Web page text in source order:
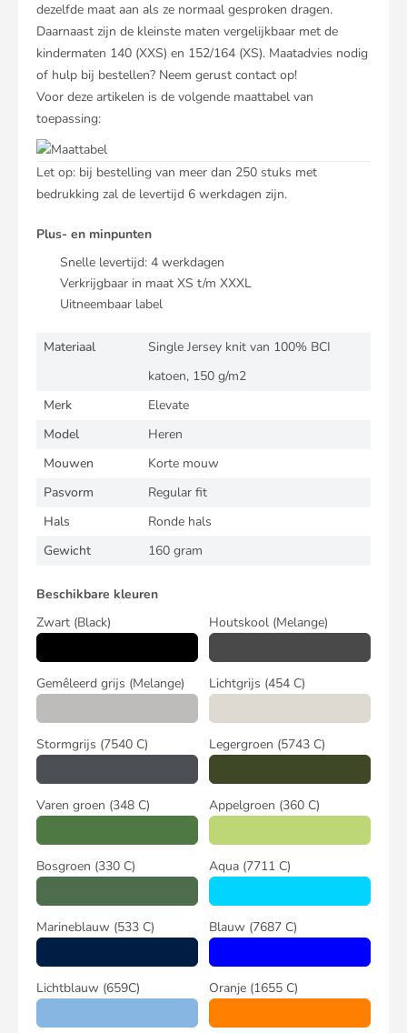
dezelfde maat aan als ze normaal gesproken dragen.
Daarnaast zijn de kleinste maten vergelijkbaar met de
kindermaten 140 (XXS) en 152/164 (XS). Maatadvies nodig
of hulp bij bestellen? Neem gerust contact op!
Voor deze artikelen is de volgende maattabel van
toepassing:
Let op: bij bestelling van meer dan 250 stuks met
bedrukking zal de levertijd 6 werkdagen zijn.
Plus- en minpunten
Snelle levertijd: 4werkdagen
Verkrijgbaar in maat XS t/m XXXL
Uitneembaar label
Materiaal
Single Jersey knit van 100% BCI
katoen, 150 g/m2
Merk
Elevate
Model
Heren
Mouwen
Korte mouw
Pasvorm
Regular fit
Hals
Ronde hals
Gewicht
160 gram
Beschikbare kleuren
Zwart (Black) Houtskool (Melange)
Gemêleerd grijs (Melange) Lichtgrijs (454 C)
Stormgrijs (7540 C) Legergroen (5743 C)
Varen groen (348 C) Appelgroen (360 C)
Bosgroen (330 C) Aqua (7711 C)
Marineblauw (533 C) Blauw (7687 C)
Lichtblauw (659C) Oranje (1655 C)